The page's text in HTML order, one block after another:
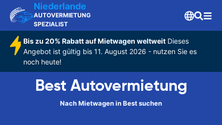
Niederlande
AUTOVERMIETUNG
SPEZIALIST
Bis zu 20% Rabatt auf Mietwagen weltweitDieses
Angebot ist gültig bis 11. August 2026 - nutzen Sie es
noch heute!
Best Autovermietung
Nach Mietwagen in Best suchen